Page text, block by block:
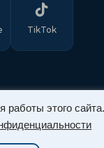
этого сайта.
TikTok